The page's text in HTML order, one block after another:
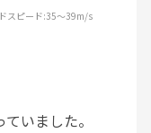
スピード:35～39m/s
いました。